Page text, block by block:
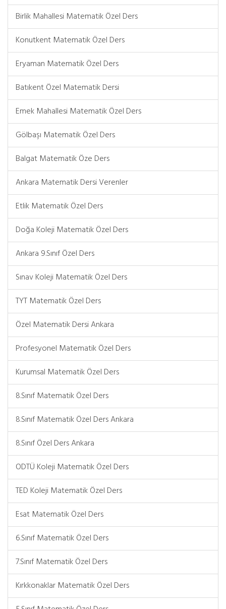
Birlik Mahallesi Matematik Özel Ders
Konutkent Matematik Özel Ders
Eryaman Matematik Özel Ders
Batıkent Özel Matematik Dersi
Emek Mahallesi Matematik Özel Ders
Gölbaşı Matematik Özel Ders
Balgat Matematik Öze Ders
Ankara Matematik Dersi Verenler
Etlik Matematik Özel Ders
Doğa Koleji Matematik Özel Ders
Ankara 9.Sınıf Özel Ders
Sınav Koleji Matematik Özel Ders
TYT Matematik Özel Ders
Özel Matematik Dersi Ankara
Profesyonel Matematik Özel Ders
Kurumsal Matematik Özel Ders
8.Sınıf Matematik Özel Ders
8.Sınıf Matematik Özel Ders Ankara
8.Sınıf Özel Ders Ankara
ODTÜ Koleji Matematik Özel Ders
TED Koleji Matematik Özel Ders
Esat Matematik Özel Ders
6.Sınıf Matematik Özel Ders
7.Sınıf Matematik Özel Ders
Kırkkonaklar Matematik Özel Ders